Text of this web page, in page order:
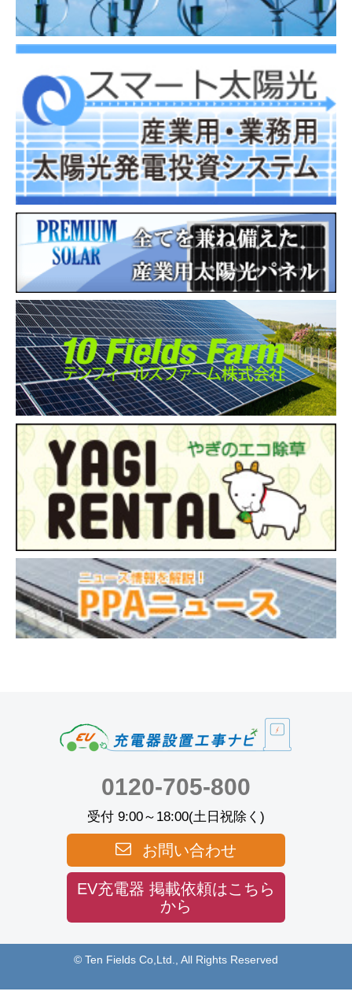
0120-705-800
受付 9:00～18:00(土日祝除く)
お問い合わせ
EV充電器 掲載依頼はこちら
から
© Ten Fields Co,Ltd., All Rights Reserved